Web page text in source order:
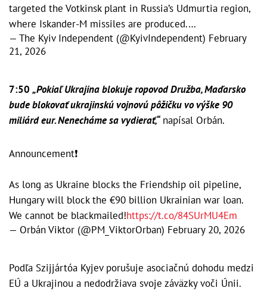
targeted the Votkinsk plant in Russia’s Udmurtia region,
where Iskander-M missiles are produced.…
— The Kyiv Independent (@KyivIndependent) February
21, 2026
7:50 „Pokiaľ Ukrajina blokuje ropovod Družba, Maďarsko
bude blokovať ukrajinskú vojnovú pôžičku vo výške 90
miliárd eur. Nenecháme sa vydierať,“napísal Orbán.
Announcement❗️
As long as Ukraine blocks the Friendship oil pipeline,
Hungary will block the €90 billion Ukrainian war loan.
We cannot be blackmailed!https://t.co/84SUrMU4Em
— Orbán Viktor (@PM_ViktorOrban) February 20, 2026
Podľa Szijjártóa Kyjev porušuje asociačnú dohodu medzi
EÚ a Ukrajinou a nedodržiava svoje záväzky voči Únii.